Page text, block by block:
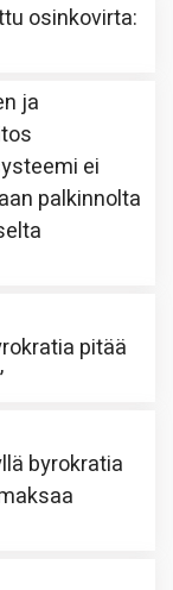
osinkovirta:
ja
ei
palkinnolta
pitää
byrokratia